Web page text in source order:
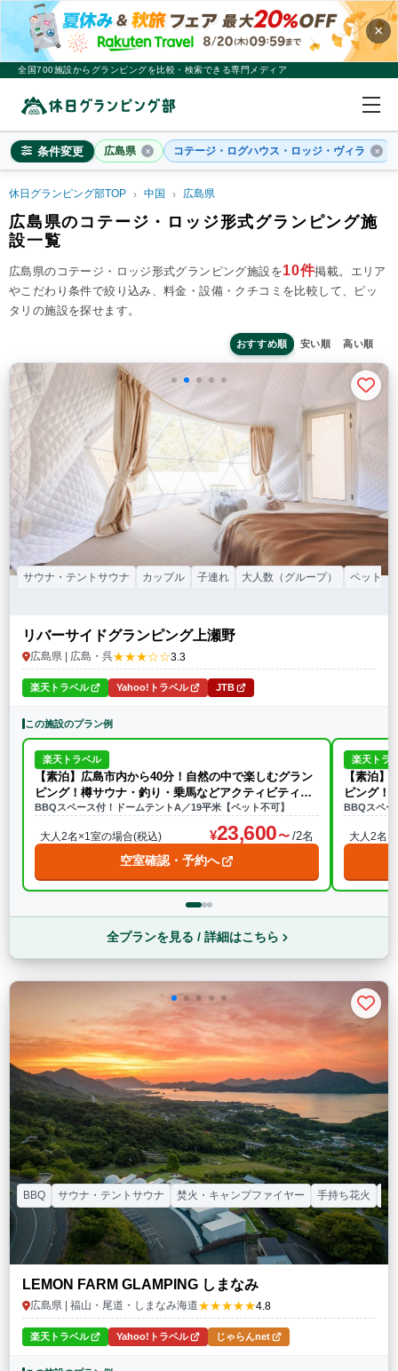
×
全国700施設からグランピングを比較・検索できる専門メディア
条件変更 広島県 コテージ・ログハウス・ロッジ・ヴィラ
料金目安※4名利用時の1名最安値
~20,000円/人 20,001~39,999円/人 40,000円~/人
シチュエーション
ペット連れ
ドームテント コットンテント
バンガロー・キャビン 1組限定貸切
特徴・アクティビティ
BBQ サウナ・テントサウナ 焚火・キャンプファイヤー
温泉 プール 海水浴 ドッグラン 駅から徒歩15分以内
駅から送迎あり
条件をクリア この条件で再検索
休日グランピング部TOP 中国 広島県
広島県のコテージ・ロッジ形式グランピング施
設一覧
広島県のコテージ・ロッジ形式グランピング施設を10件掲載。 エリア
やこだわり条件で絞り込み、料金・設備・クチコミを比較して、ピッ
タリの施設を探せます。
おすすめ順 安い順 高い順
リバーサイドグランピング上瀬野
広島県 | 広島・呉★★★☆☆3.3
サウナ・テントサウナ カップル 子連れ 大人数（グループ） ペット連
楽天トラベル Yahoo!トラベル JTB
この施設のプラン例
楽天トラベル
【素泊】広島市内から40分！自然の中で楽しむグラン
ピング！樽サウナ・釣り・乗馬などアクティビティ充
実
BBQスペース付！ドームテントA／19平米【ペット不可】
大人2名×1室の場合(税込) 23,600 /2名
空室確認・予約へ
楽天トラ
【素泊
ピング！
実
BBQスペー
大人2名
全プランを見る / 詳細はこちら
LEMON FARM GLAMPING しまなみ
広島県 | 福山・尾道・しまなみ海道★★★★★4.8
BBQ サウナ・テントサウナ 焚火・キャンプファイヤー 手持ち花火 ド
楽天トラベル Yahoo!トラベル じゃらんnet